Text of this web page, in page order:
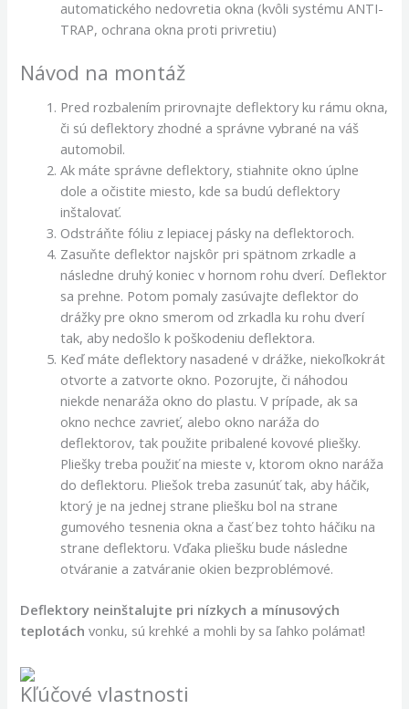
automatického nedovretia okna (kvôli systému ANTI-
TRAP, ochrana okna proti privretiu)
Návod na montáž
Pred rozbalením prirovnajte deflektory ku rámu okna,
či sú deflektory zhodné a správne vybrané na váš
automobil.
Ak máte správne deflektory, stiahnite okno úplne
dole a očistite miesto, kde sa budú deflektory
inštalovať.
Odstráňte fóliu z lepiacej pásky na deflektoroch.
Zasuňte deflektor najskôr pri spätnom zrkadle a
následne druhý koniec v hornom rohu dverí. Deflektor
sa prehne. Potom pomaly zasúvajte deflektor do
drážky pre okno smerom od zrkadla ku rohu dverí
tak, aby nedošlo k poškodeniu deflektora.
Keď máte deflektory nasadené v drážke, niekoľkokrát
otvorte a zatvorte okno. Pozorujte, či náhodou
niekde nenaráža okno do plastu. V prípade, ak sa
okno nechce zavrieť, alebo okno naráža do
deflektorov, tak použite pribalené kovové pliešky.
Pliešky treba použiť na mieste v, ktorom okno naráža
do deflektoru. Pliešok treba zasunúť tak, aby háčik,
ktorý je na jednej strane pliešku bol na strane
gumového tesnenia okna a časť bez tohto háčiku na
strane deflektoru. Vďaka pliešku bude následne
otváranie a zatváranie okien bezproblémové.
Deflektory neinštalujte pri nízkych a mínusových
teplotách vonku, sú krehké a mohli by sa ľahko polámať!
Kľúčové vlastnosti